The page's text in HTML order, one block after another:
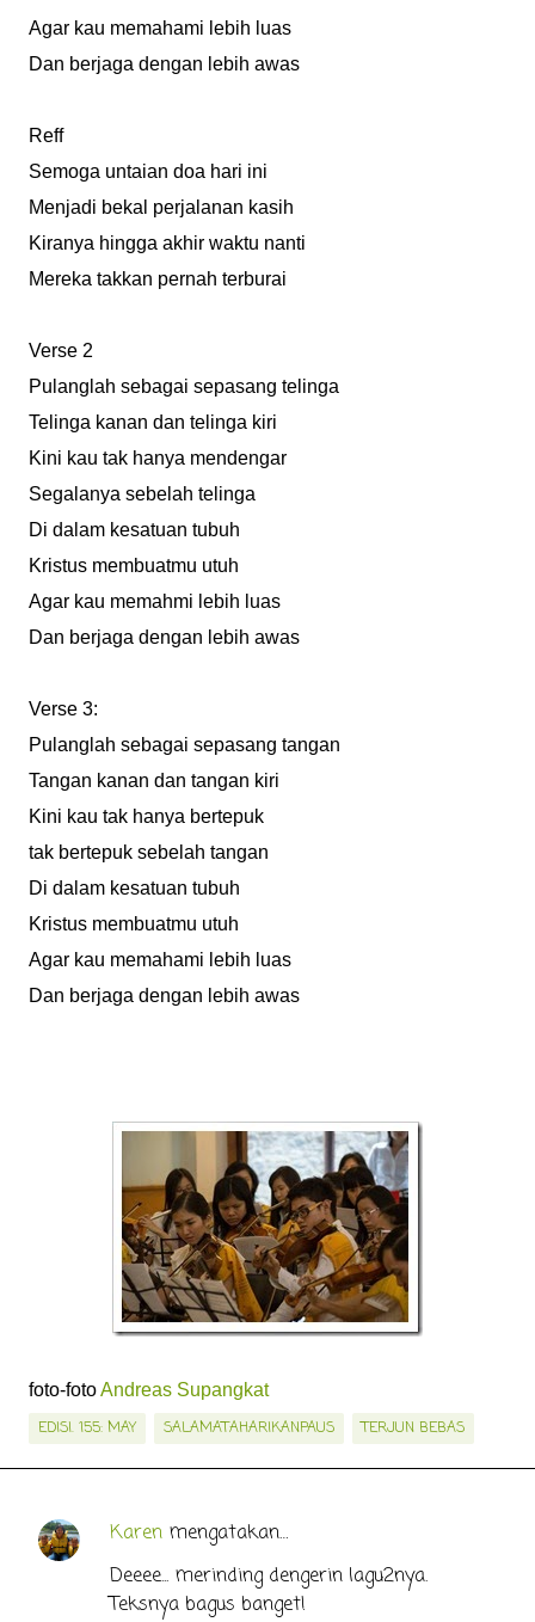
Agar kau memahami lebih luas
Dan berjaga dengan lebih awas
Reff
Semoga untaian doa hari ini
Menjadi bekal perjalanan kasih
Kiranya hingga akhir waktu nanti
Mereka takkan pernah terburai
Verse 2
Pulanglah sebagai sepasang telinga
Telinga kanan dan telinga kiri
Kini kau tak hanya mendengar
Segalanya sebelah telinga
Di dalam kesatuan tubuh
Kristus membuatmu utuh
Agar kau memahmi lebih luas
Dan berjaga dengan lebih awas
Verse 3:
Pulanglah sebagai sepasang tangan
Tangan kanan dan tangan kiri
Kini kau tak hanya bertepuk
tak bertepuk sebelah tangan
Di dalam kesatuan tubuh
Kristus membuatmu utuh
Agar kau memahami lebih luas
Dan berjaga dengan lebih awas
foto-fotoAndreas Supangkat
EDISI. 155: MAY SALAMATAHARIKANPAUS TERJUN BEBAS
K
Karen mengatakan…
Deeee... merinding dengerin lagu2nya.
Teksnya bagus banget!